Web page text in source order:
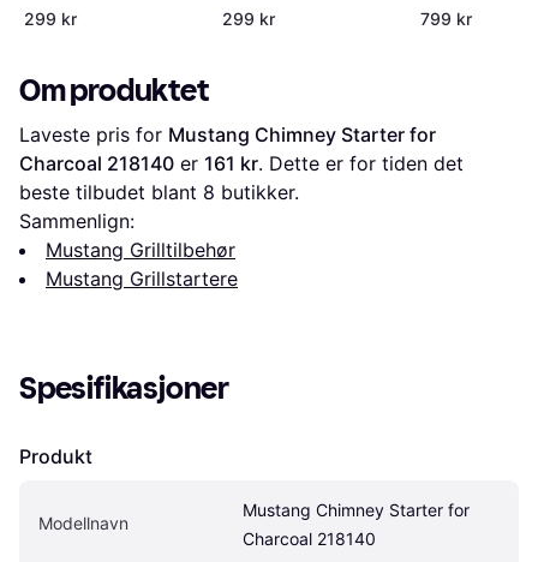
7416
299 kr 299 kr 799 kr
Om produktet
Laveste pris for Mustang Chimney Starter for
Charcoal 218140 er 161 kr. Dette er for tiden det
beste tilbudet blant 8 butikker.
Sammenlign:
Mustang Grilltilbehør
Mustang Grillstartere
Spesifikasjoner
Produkt
Modellnavn
Mustang Chimney Starter for
Charcoal 218140